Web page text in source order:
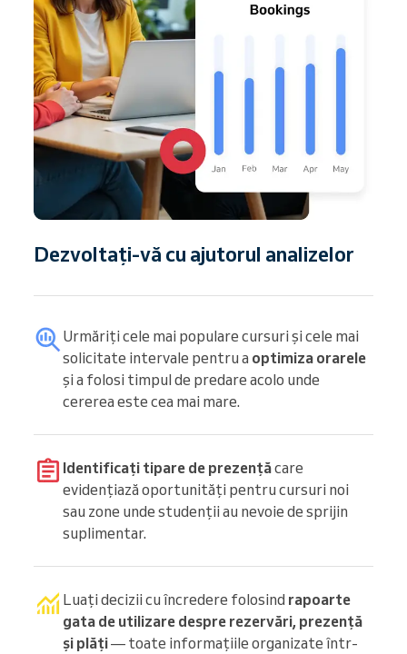
Dezvoltați-vă cu ajutorul analizelor
Urmăriți cele mai populare cursuri și cele mai
solicitate intervale pentru a optimiza orarele
și a folosi timpul de predare acolo unde
cererea este cea mai mare.
Identificați tipare de prezențăcare
evidențiază oportunități pentru cursuri noi
sau zone unde studenții au nevoie de sprijin
suplimentar.
Luați decizii cu încredere folosind rapoarte
gata de utilizare despre rezervări, prezență
și plăți— toate informațiile organizate într-